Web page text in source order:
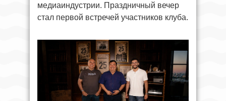
медиаиндустрии. Праздничный вечер
стал первой встречей участников клуба.